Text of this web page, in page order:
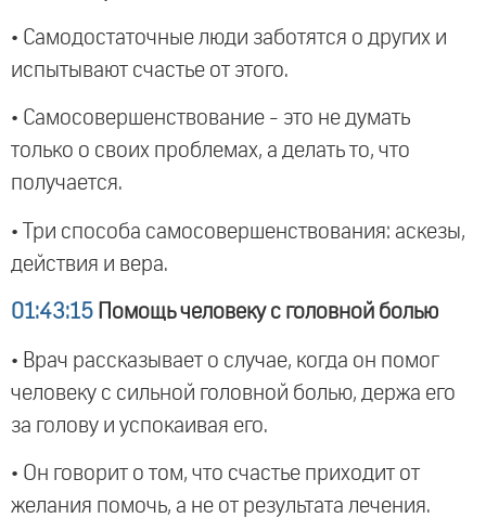
• Самодостаточные люди заботятся о других и
испытывают счастье от этого.
• Самосовершенствование - это не думать
только о своих проблемах, а делать то, что
получается.
• Три способа самосовершенствования: аскезы,
действия и вера.
01:43:15 Помощь человеку с головной болью
• Врач рассказывает о случае, когда он помог
человеку с сильной головной болью, держа его
за голову и успокаивая его.
• Он говорит о том, что счастье приходит от
желания помочь, а не от результата лечения.